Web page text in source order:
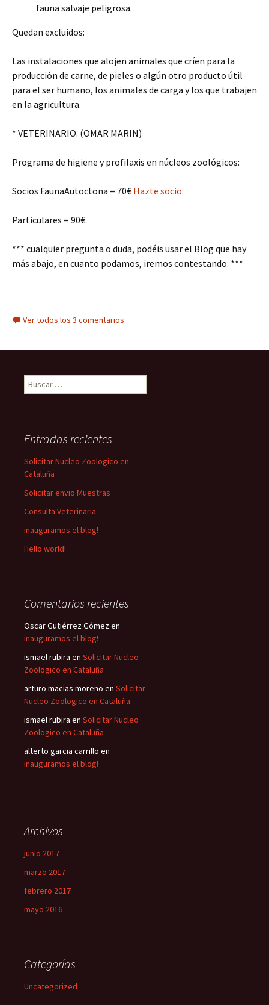
fauna salvaje peligrosa.
Quedan excluidos:
Las instalaciones que alojen animales que críen para la
producción de carne, de pieles o algún otro producto útil
para el ser humano, los animales de carga y los que trabajen
en la agricultura.
* VETERINARIO. (OMAR MARIN)
Programa de higiene y profilaxis en núcleos zoológicos:
Socios FaunaAutoctona = 70€ Hazte socio.
Particulares = 90€
*** cualquier pregunta o duda, podéis usar el Blog que hay
más abajo, en cuanto podamos, iremos contestando. ***
Ver todos los 3 comentarios
Buscar:
Entradas recientes
Solicitar Nucleo Zoologico en
Cataluña
Solicitar envio Muestras
Consulta Veterinaria
inauguramos el blog!
Hello world!
Comentarios recientes
Oscar Gutiérrez Gómezen
inauguramos el blog!
ismael rubira en Solicitar Nucleo
Zoologico en Cataluña
arturo macias moreno en Solicitar
Nucleo Zoologico en Cataluña
ismael rubira en Solicitar Nucleo
Zoologico en Cataluña
alterto garcia carrillo en
inauguramos el blog!
Archivos
junio 2017
marzo 2017
febrero 2017
mayo 2016
Categorías
Uncategorized